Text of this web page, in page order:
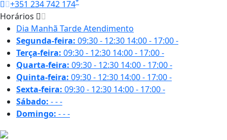
+351 234 742 174
Horários
Dia Manhã TardeAtendimento
Segunda-feira: 09:30 - 12:30 14:00 - 17:00-
Terça-feira: 09:30 - 12:30 14:00 - 17:00-
Quarta-feira: 09:30 - 12:30 14:00 - 17:00-
Quinta-feira: 09:30 - 12:30 14:00 - 17:00-
Sexta-feira: 09:30 - 12:30 14:00 - 17:00-
Sábado: ---
Domingo: ---